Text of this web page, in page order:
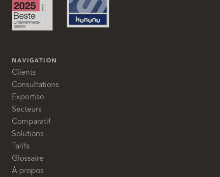
NAVIGATION
Clients
Consultations
Expertise
Secteurs
Comparatif
Solutions
Tarifs
Glossaire
À propos